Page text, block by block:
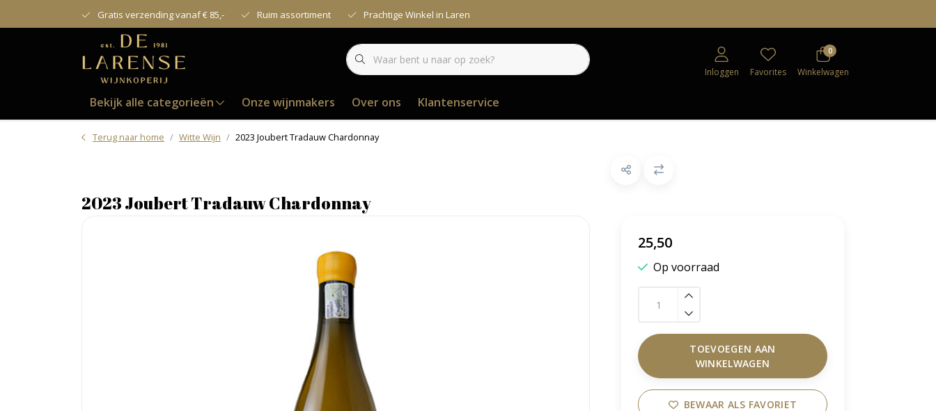
Gratis verzending vanaf € 85,- Ruim assortiment Prachtige Winkel in Laren
Inloggen Favorites
0
Winkelwagen
Bekijk alle categorieën Onze wijnmakers Over ons Klantenservice
Terug naar home Witte Wijn 2023 Joubert Tradauw Chardonnay
2023 Joubert Tradauw Chardonnay
25,50
Op voorraad
TOEVOEGEN AAN
WINKELWAGEN
BEWAAR ALS FAVORIET